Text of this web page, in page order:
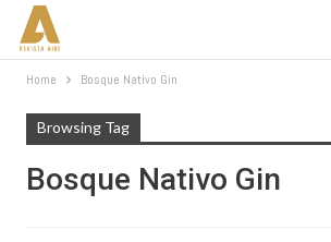
Home Bosque Nativo Gin
Browsing Tag
Bosque Nativo Gin